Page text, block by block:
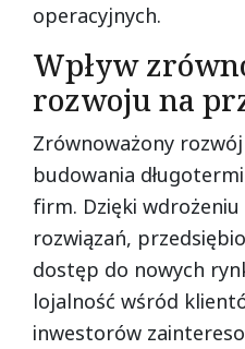
operacyjnych.
Wpływ
rozwoju na
Zrównoważony
budowania
firm. Dzięki
rozwiązań,
dostęp do nowych
lojalność wśród
inwestorów